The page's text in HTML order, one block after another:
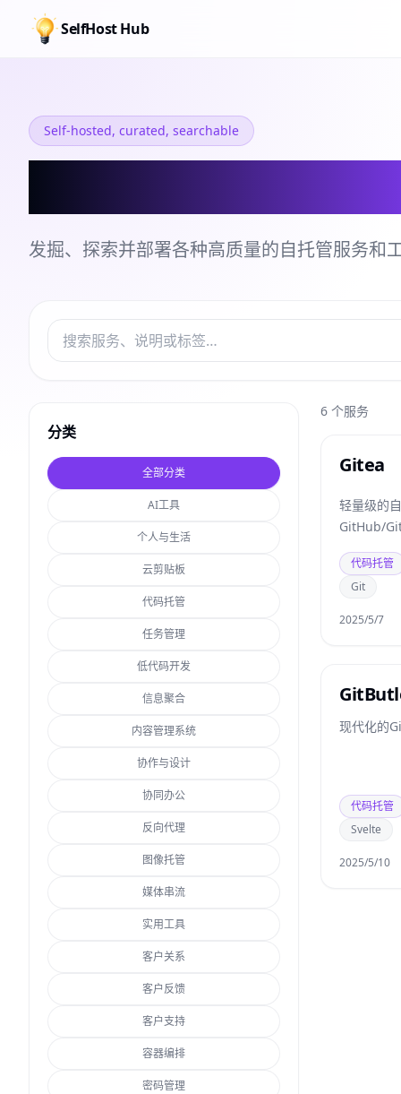
SelfHost Hub
Self-hosted, curated, searchable
发掘、探索并部署各种高质量的自托管服务和
分类
全部分类
AI工具
个人与生活
云剪贴板
代码托管
任务管理
低代码开发
信息聚合
内容管理系统
协作与设计
协同办公
反向代理
图像托管
媒体串流
实用工具
客户关系
客户反馈
客户支持
容器编排
密码管理
6 个服务
Gitea
轻量级的
GitHub/
代码托管
Git
2025/5/7
现代化的
代码托管
Svelte
2025/5/10